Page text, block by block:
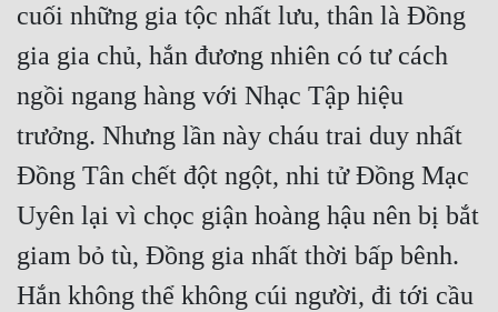
Xuyên Không
Xuyên Nhanh
Xuyên Thư
Điền Văn
Đô Thị
Đông Phương
cuối những gia tộc nhất lưu, thân là Đồng
gia gia chủ, hắn đương nhiên có tư cách
ngồi ngang hàng với Nhạc Tập hiệu
trưởng. Nhưng lần này cháu trai duy nhất
Đồng Tân chết đột ngột, nhi tử Đồng Mạc
Uyên lại vì chọc giận hoàng hậu nên bị bắt
giam bỏ tù, Đồng gia nhất thời bấp bênh.
Hắn không thể không cúi người, đi tới cầu